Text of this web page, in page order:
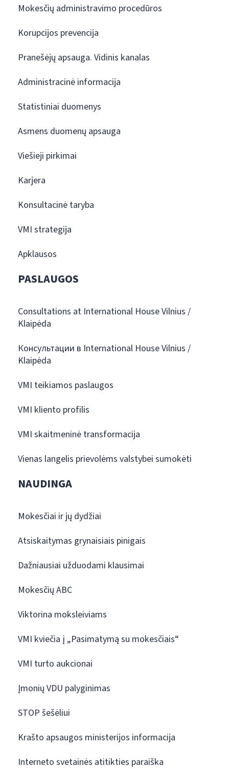
Mokesčių administravimo procedūros
Korupcijos prevencija
Pranešėjų apsauga. Vidinis kanalas
Administracinė informacija
Statistiniai duomenys
Asmens duomenų apsauga
Viešieji pirkimai
Karjera
Konsultacinė taryba
VMI strategija
Apklausos
PASLAUGOS
Consultations at International House Vilnius /
Klaipėda
Консультации в International House Vilnius /
Klaipėda
VMI teikiamos paslaugos
VMI kliento profilis
VMI skaitmeninė transformacija
Vienas langelis prievolėms valstybei sumokėti
NAUDINGA
Mokesčiai ir jų dydžiai
Atsiskaitymas grynaisiais pinigais
Dažniausiai užduodami klausimai
Mokesčių ABC
Viktorina moksleiviams
VMI kviečia į „Pasimatymą su mokesčiais“
VMI turto aukcionai
Įmonių VDU palyginimas
STOP šešėliui
Krašto apsaugos ministerijos informacija
Interneto svetainės atitikties paraiška